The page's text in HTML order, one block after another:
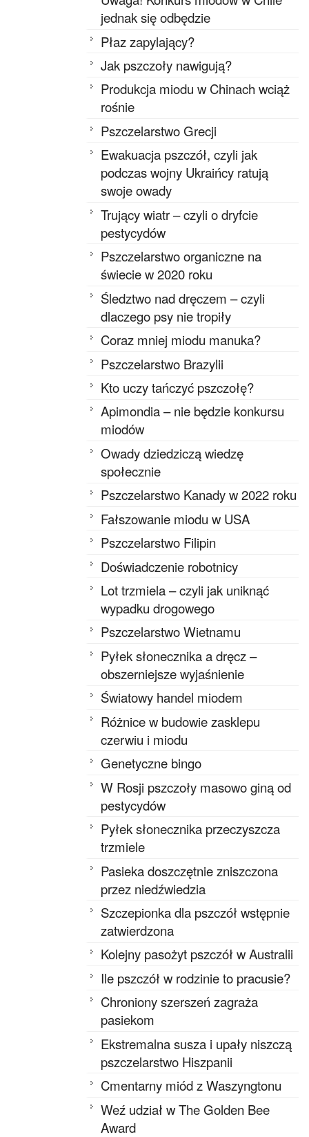
jednak się odbędzie
Płaz zapylający?
Jak pszczoły nawigują?
Produkcja miodu w Chinach wciąż
rośnie
Pszczelarstwo Grecji
Ewakuacja pszczół, czyli jak
podczas wojny Ukraińcy ratują
swoje owady
Trujący wiatr – czyli o dryfcie
pestycydów
Pszczelarstwo organiczne na
świecie w 2020 roku
Śledztwo nad dręczem – czyli
dlaczego psy nie tropiły
Coraz mniej miodu manuka?
Pszczelarstwo Brazylii
Kto uczy tańczyć pszczołę?
Apimondia – nie będzie konkursu
miodów
Owady dziedziczą wiedzę
społecznie
Pszczelarstwo Kanady w 2022 roku
Fałszowanie miodu w USA
Pszczelarstwo Filipin
Doświadczenie robotnicy
Lot trzmiela – czyli jak uniknąć
wypadku drogowego
Pszczelarstwo Wietnamu
Pyłek słonecznika a dręcz –
obszerniejsze wyjaśnienie
Światowy handel miodem
Różnice w budowie zasklepu
czerwiu i miodu
Genetyczne bingo
W Rosji pszczoły masowo giną od
pestycydów
Pyłek słonecznika przeczyszcza
trzmiele
Pasieka doszczętnie zniszczona
przez niedźwiedzia
Szczepionka dla pszczół wstępnie
zatwierdzona
Kolejny pasożyt pszczół w Australii
Ile pszczół w rodzinie to pracusie?
Chroniony szerszeń zagraża
pasiekom
Ekstremalna susza i upały niszczą
pszczelarstwo Hiszpanii
Cmentarny miód z Waszyngtonu
Weź udział w The Golden Bee
Award